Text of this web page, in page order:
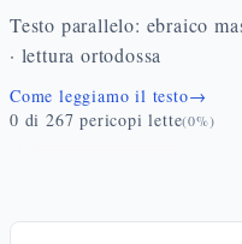
Testo parallelo: ebraico
· lettura ortodossa
Come leggiamo il testo→
0 di 267 pericopi lette(0%)